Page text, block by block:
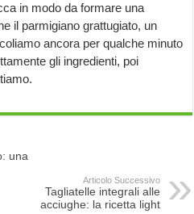
in modo da formare una
il parmigiano grattugiato, un
ancora per qualche minuto
gli ingredienti, poi
una
Articolo Successivo
Tagliatelle integrali alle
acciughe: la ricetta light